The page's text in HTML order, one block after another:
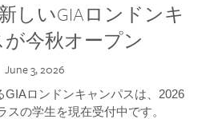
しいGIAロンドンキ
今秋オープン
June 3, 2026
GIAロンドンキャンパスは、2026
スの学生を現在受付中です。